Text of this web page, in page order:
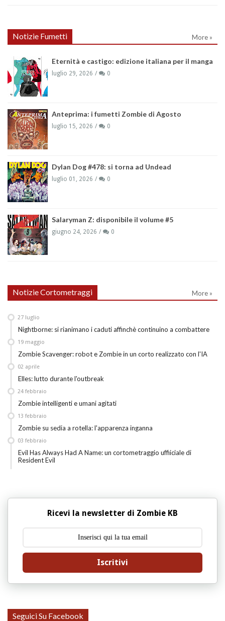
Notizie Fumetti More »
Eternità e castigo: edizione italiana per il manga
luglio 29, 2026 0
Anteprima: i fumetti Zombie di Agosto
luglio 15, 2026 0
Dylan Dog #478: si torna ad Undead
luglio 01, 2026 0
Salaryman Z: disponibile il volume #5
giugno 24, 2026 0
Notizie Cortometraggi More »
Nightborne: si rianimano i caduti affinchè continuino a combattere
27 luglio
Zombie Scavenger: robot e Zombie in un corto realizzato con l'IA
19 maggio
Elles: lutto durante l'outbreak
02 aprile
Zombie intelligenti e umani agitati
24 febbraio
Zombie su sedia a rotella: l'apparenza inganna
13 febbraio
Evil Has Always Had A Name: un cortometraggio uffiiciale di
Resident Evil
03 febbraio
Ricevi la newsletter di Zombie KB
Iscritivi
Seguici Su Facebook